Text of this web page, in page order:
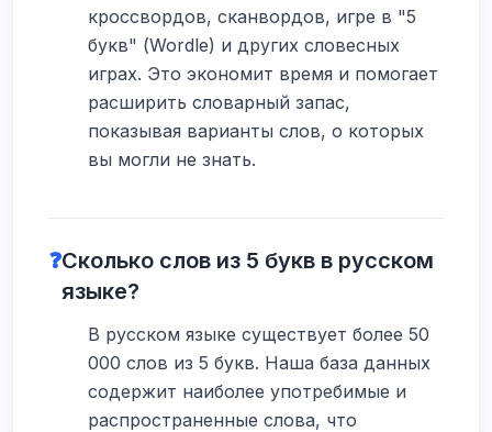
кроссвордов, сканвордов, игре в "5
букв" (Wordle) и других словесных
играх. Это экономит время и помогает
расширить словарный запас,
показывая варианты слов, о которых
вы могли не знать.
❓Сколько слов из 5 букв в русском
языке?
В русском языке существует более 50
000 слов из 5 букв. Наша база данных
содержит наиболее употребимые и
распространенные слова, что